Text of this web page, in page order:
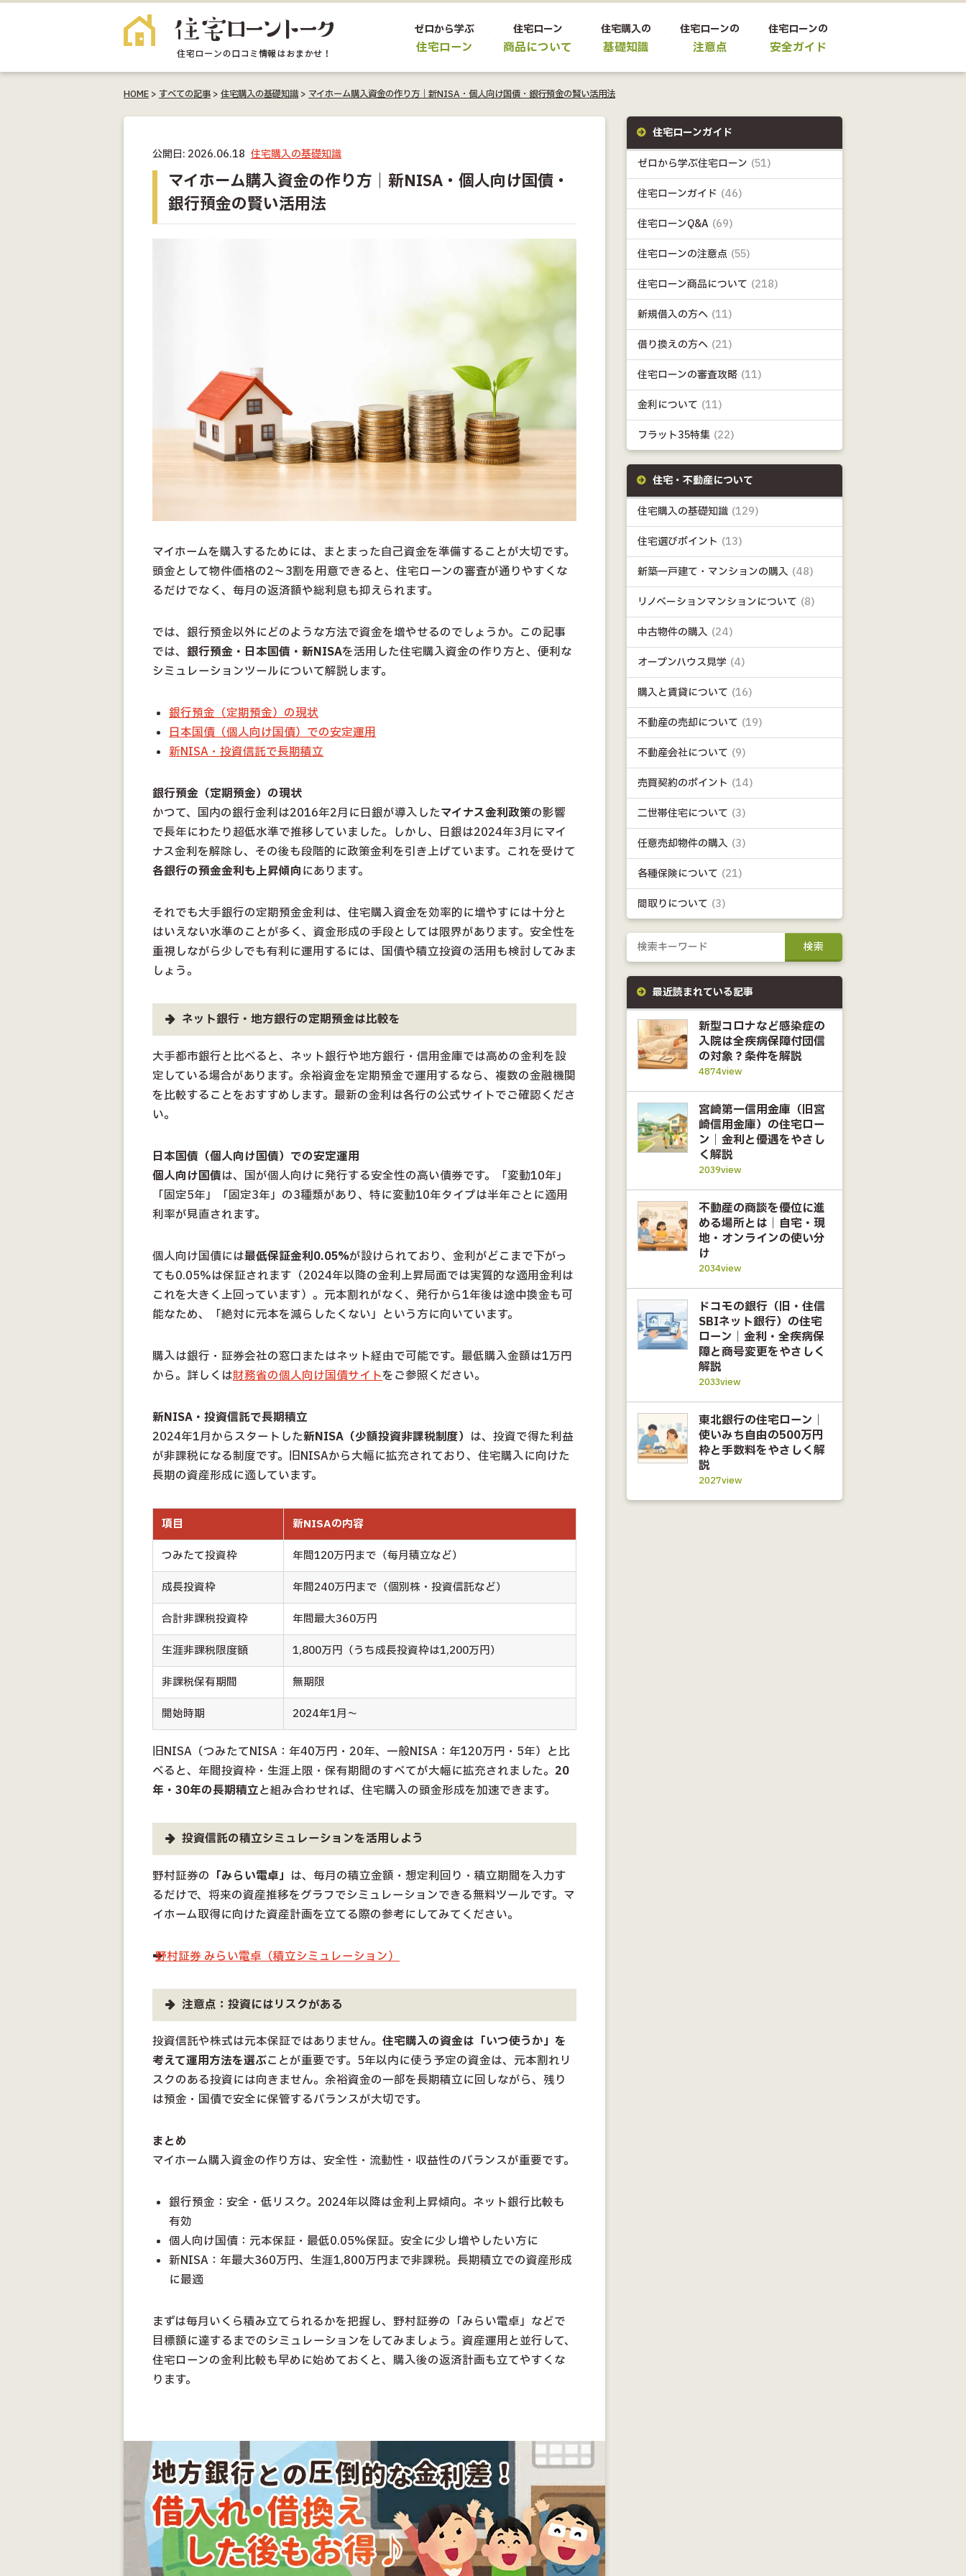
ゼロから学ぶ
住宅ローン
住宅ローン
商品について
住宅購入の
基礎知識
住宅ローンの
注意点
住宅ローンの
安全ガイド
HOME > すべての記事 > 住宅購入の基礎知識 > マイホーム購入資金の作り方｜新NISA・個人向け国債・銀行預金の賢い活用法
公開日: 2026.06.18 住宅購入の基礎知識
マイホーム購入資金の作り方｜新NISA・個人向け国債・
銀行預金の賢い活用法
マイホームを購入するためには、まとまった自己資金を準備することが大切です。
頭金として物件価格の2〜3割を用意できると、住宅ローンの審査が通りやすくな
るだけでなく、毎月の返済額や総利息も抑えられます。
では、銀行預金以外にどのような方法で資金を増やせるのでしょうか。この記事
では、 銀行預金・日本国債・新NISAを活用した住宅購入資金の作り方と、便利な
シミュレーションツールについて解説します。
銀行預金（定期預金）の現状
日本国債（個人向け国債）での安定運用
新NISA・投資信託で長期積立
銀行預金（定期預金）の現状
かつて、国内の銀行金利は2016年2月に日銀が導入したマイナス金利政策の影響
で長年にわたり超低水準で推移していました。しかし、日銀は2024年3月にマイ
ナス金利を解除し、その後も段階的に政策金利を引き上げています。これを受けて
各銀行の預金金利も上昇傾向にあります。
それでも大手銀行の定期預金金利は、住宅購入資金を効率的に増やすには十分と
はいえない水準のことが多く、資金形成の手段としては限界があります。安全性を
重視しながら少しでも有利に運用するには、国債や積立投資の活用も検討してみま
しょう。
ネット銀行・地方銀行の定期預金は比較を
大手都市銀行と比べると、ネット銀行や地方銀行・信用金庫では高めの金利を設
定している場合があります。余裕資金を定期預金で運用するなら、複数の金融機関
を比較することをおすすめします。最新の金利は各行の公式サイトでご確認くださ
い。
日本国債（個人向け国債）での安定運用
個人向け国債は、国が個人向けに発行する安全性の高い債券です。「変動10年」
「固定5年」「固定3年」の3種類があり、特に変動10年タイプは半年ごとに適用
利率が見直されます。
個人向け国債には最低保証金利0.05%が設けられており、金利がどこまで下がっ
ても0.05%は保証されます（2024年以降の金利上昇局面では実質的な適用金利は
これを大きく上回っています）。元本割れがなく、発行から1年後は途中換金も可
能なため、「絶対に元本を減らしたくない」という方に向いています。
購入は銀行・証券会社の窓口またはネット経由で可能です。最低購入金額は1万円
から。詳しくは財務省の個人向け国債サイトをご参照ください。
新NISA・投資信託で長期積立
2024年1月からスタートした新NISA（少額投資非課税制度） は、投資で得た利益
が非課税になる制度です。旧NISAから大幅に拡充されており、住宅購入に向けた
長期の資産形成に適しています。
項目
新NISAの内容
つみたて投資枠
年間120万円まで（毎月積立など）
成長投資枠
年間240万円まで（個別株・投資信託など）
合計非課税投資枠
年間最大360万円
生涯非課税限度額
1,800万円（うち成長投資枠は1,200万円）
非課税保有期間
無期限
開始時期
2024年1月〜
旧NISA（つみたてNISA：年40万円・20年、一般NISA：年120万円・5年）と比
べると、年間投資枠・生涯上限・保有期間のすべてが大幅に拡充されました。 20
年・30年の長期積立と組み合わせれば、住宅購入の頭金形成を加速できます。
投資信託の積立シミュレーションを活用しよう
野村証券の 「みらい電卓」 は、毎月の積立金額・想定利回り・積立期間を入力す
るだけで、将来の資産推移をグラフでシミュレーションできる無料ツールです。マ
イホーム取得に向けた資産計画を立てる際の参考にしてみてください。
➡野村証券 みらい電卓（積立シミュレーション）
注意点：投資にはリスクがある
投資信託や株式は元本保証ではありません。 住宅購入の資金は「いつ使うか」を
考えて運用方法を選ぶことが重要です。5年以内に使う予定の資金は、元本割れリ
スクのある投資には向きません。余裕資金の一部を長期積立に回しながら、残り
は預金・国債で安全に保管するバランスが大切です。
まとめ
マイホーム購入資金の作り方は、安全性・流動性・収益性のバランスが重要です。
銀行預金：安全・低リスク。2024年以降は金利上昇傾向。ネット銀行比較も
有効
個人向け国債：元本保証・最低0.05%保証。安全に少し増やしたい方に
新NISA：年最大360万円、生涯1,800万円まで非課税。長期積立での資産形成
に最適
まずは毎月いくら積み立てられるかを把握し、野村証券の「みらい電卓」などで
目標額に達するまでのシミュレーションをしてみましょう。資産運用と並行して、
住宅ローンの金利比較も早めに始めておくと、購入後の返済計画も立てやすくな
ります。
住宅ローンガイド
ゼロから学ぶ住宅ローン (51)
住宅ローンガイド (46)
住宅ローンQ&A (69)
住宅ローンの注意点 (55)
住宅ローン商品について (218)
新規借入の方へ (11)
借り換えの方へ (21)
住宅ローンの審査攻略 (11)
金利について (11)
フラット35特集 (22)
住宅・不動産について
住宅購入の基礎知識 (129)
住宅選びポイント (13)
新築一戸建て・マンションの購入 (48)
リノベーションマンションについて (8)
中古物件の購入 (24)
オープンハウス見学 (4)
購入と賃貸について (16)
不動産の売却について (19)
不動産会社について (9)
売買契約のポイント (14)
二世帯住宅について (3)
任意売却物件の購入 (3)
各種保険について (21)
間取りについて (3)
最近読まれている記事
新型コロナなど感染症の
入院は全疾病保障付団信
の対象？条件を解説
4874view
宮崎第一信用金庫（旧宮
崎信用金庫）の住宅ロー
ン｜金利と優遇をやさし
く解説
2039view
不動産の商談を優位に進
める場所とは｜自宅・現
地・オンラインの使い分
け
2034view
ドコモの銀行（旧・住信
SBIネット銀行）の住宅
ローン｜金利・全疾病保
障と商号変更をやさしく
解説
2033view
東北銀行の住宅ローン｜
使いみち自由の500万円
枠と手数料をやさしく解
説
2027view